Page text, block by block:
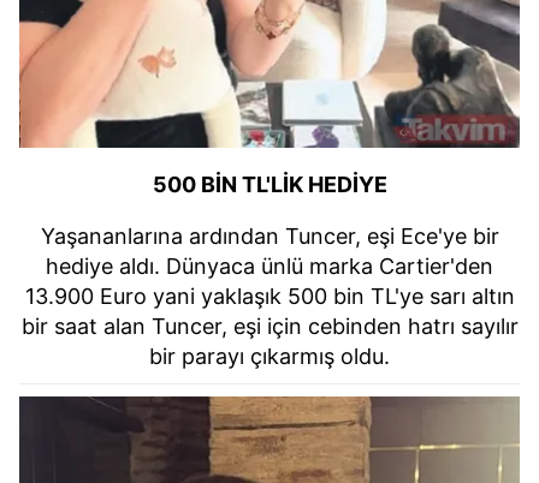
500 BİN TL'LİK HEDİYE
Yaşananlarına ardından Tuncer, eşi Ece'ye bir
hediye aldı. Dünyaca ünlü marka Cartier'den
13.900 Euro yani yaklaşık 500 bin TL'ye sarı altın
bir saat alan Tuncer, eşi için cebinden hatrı sayılır
bir parayı çıkarmış oldu.